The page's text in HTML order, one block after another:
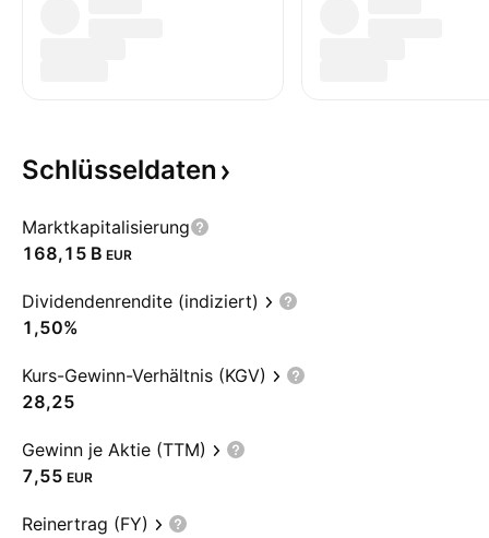
Schlüsseldaten
Marktkapitalisierung
‪168,15 B‬ EUR
Dividendenrendite (indiziert)
1,50%
Kurs-Gewinn-Verhältnis (KGV)
28,25
Gewinn je Aktie (TTM)
7,55 EUR
Reinertrag (FY)